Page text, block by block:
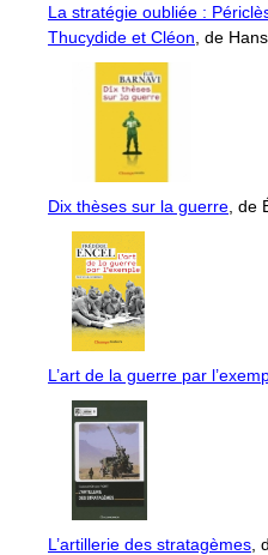
La stratégie oubliée :
Thucydide et Cléon , de
Dix thèses sur la guerre , de
L’art de la guerre par
L’artillerie des stratagèmes